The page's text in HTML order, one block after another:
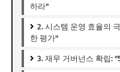
하라"
2. 시스템 운영 효율의
한 평가"
3. 재무 거버넌스 확립: